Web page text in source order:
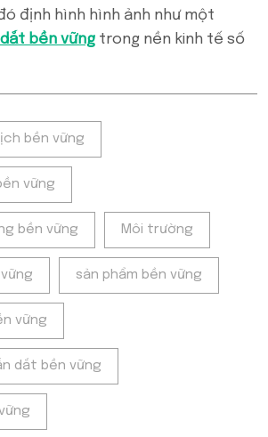
định hình hình ảnh như một
bền vững trong nền kinh tế số
bền vững
vững
bền vững Môi trường
sản phẩm bền vững
vững
dắt bền vững